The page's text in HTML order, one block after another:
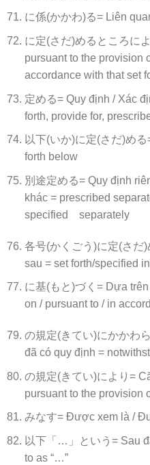
に係(かかわ)る= Liên
に定(さだ)めるところに
pursuant to the provision
accordance with that set
定める= Quy định / Xác
forth, provide for,
以下(いか)に定(さだ)め
forth below
別途定める= Quy định
khác = prescribed
specified separately
各号(かくごう)に定(さだ
sau = set forth/specified
に基(もと)づく= Dựa
on / pursuant to / in
の規定(きてい)にかかわ
đã có quy định =
の規定(きてい)により=
pursuant to the provision
みなす= Được xem là /
以下「…」という= Sau
to as “…”